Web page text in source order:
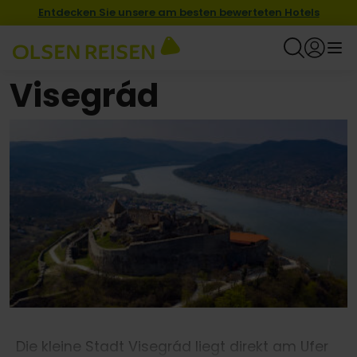
Entdecken Sie unsere am besten bewerteten Hotels
Visegrád
Die kleine Stadt Visegrád liegt direkt am Ufer